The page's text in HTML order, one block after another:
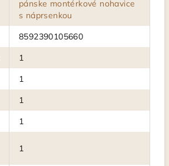
pánske montérkové nohavice
s náprsenkou
8592390105660
1
1
1
1
1